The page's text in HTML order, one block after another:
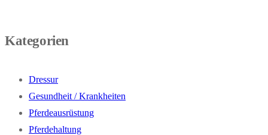
Kategorien
Dressur
Gesundheit / Krankheiten
Pferdeausrüstung
Pferdehaltung